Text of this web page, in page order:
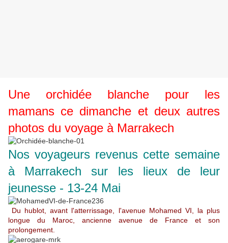
Une orchidée blanche pour les
mamans ce dimanche et deux autres
photos du voyage à Marrakech
Nos voyageurs revenus cette semaine
à Marrakech sur les lieux de leur
jeunesse - 13-24 Mai
Du hublot, avant l'atterrissage, l'avenue Mohamed VI, la plus
longue du Maroc, ancienne avenue de France et son
prolongement.